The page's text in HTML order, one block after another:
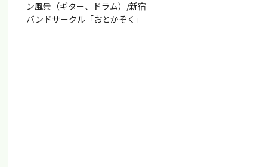
ン風景（ギター、ドラム）/新宿
バンドサークル「おとかぞく」